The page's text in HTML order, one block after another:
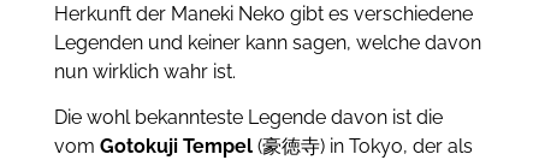
Herkunft der Maneki Neko gibt es verschiedene
Legenden und keiner kann sagen, welche davon
nun wirklich wahr ist.
Die wohl bekannteste Legende davon ist die
vom Gotokuji Tempel(豪徳寺) in Tokyo, der als